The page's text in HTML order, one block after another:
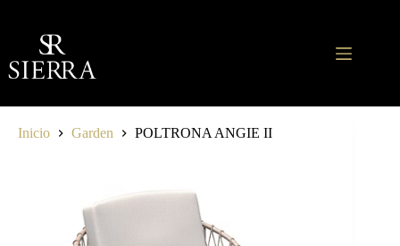
contenido
Inicio Garden POLTRONA ANGIE II